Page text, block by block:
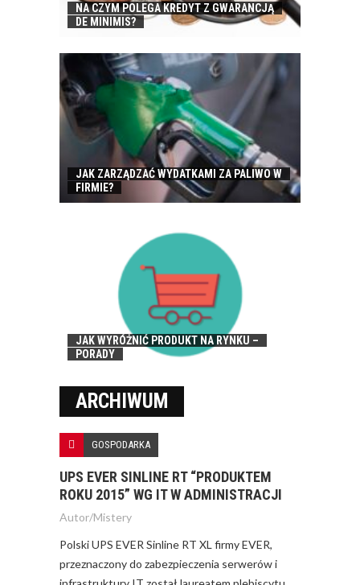
NA CZYM POLEGA KREDYT Z GWARANCJĄ
DE MINIMIS?
JAK ZARZĄDZAĆ WYDATKAMI ZA PALIWO W
FIRMIE?
JAK WYRÓŻNIĆ PRODUKT NA RYNKU –
PORADY
ARCHIWUM
GOSPODARKA
UPS EVER SINLINE RT “PRODUKTEM
ROKU 2015” WG IT W ADMINISTRACJI
Autor/Mistery
Polski UPS EVER Sinline RT XL firmy EVER,
przeznaczony do zabezpieczenia serwerów i